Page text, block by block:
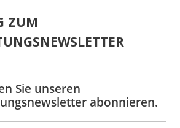
ZUM
Sie unseren
abonnieren.